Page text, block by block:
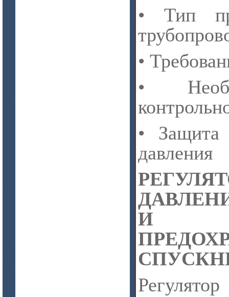
• Тип
•
•
• Защита
давления
И